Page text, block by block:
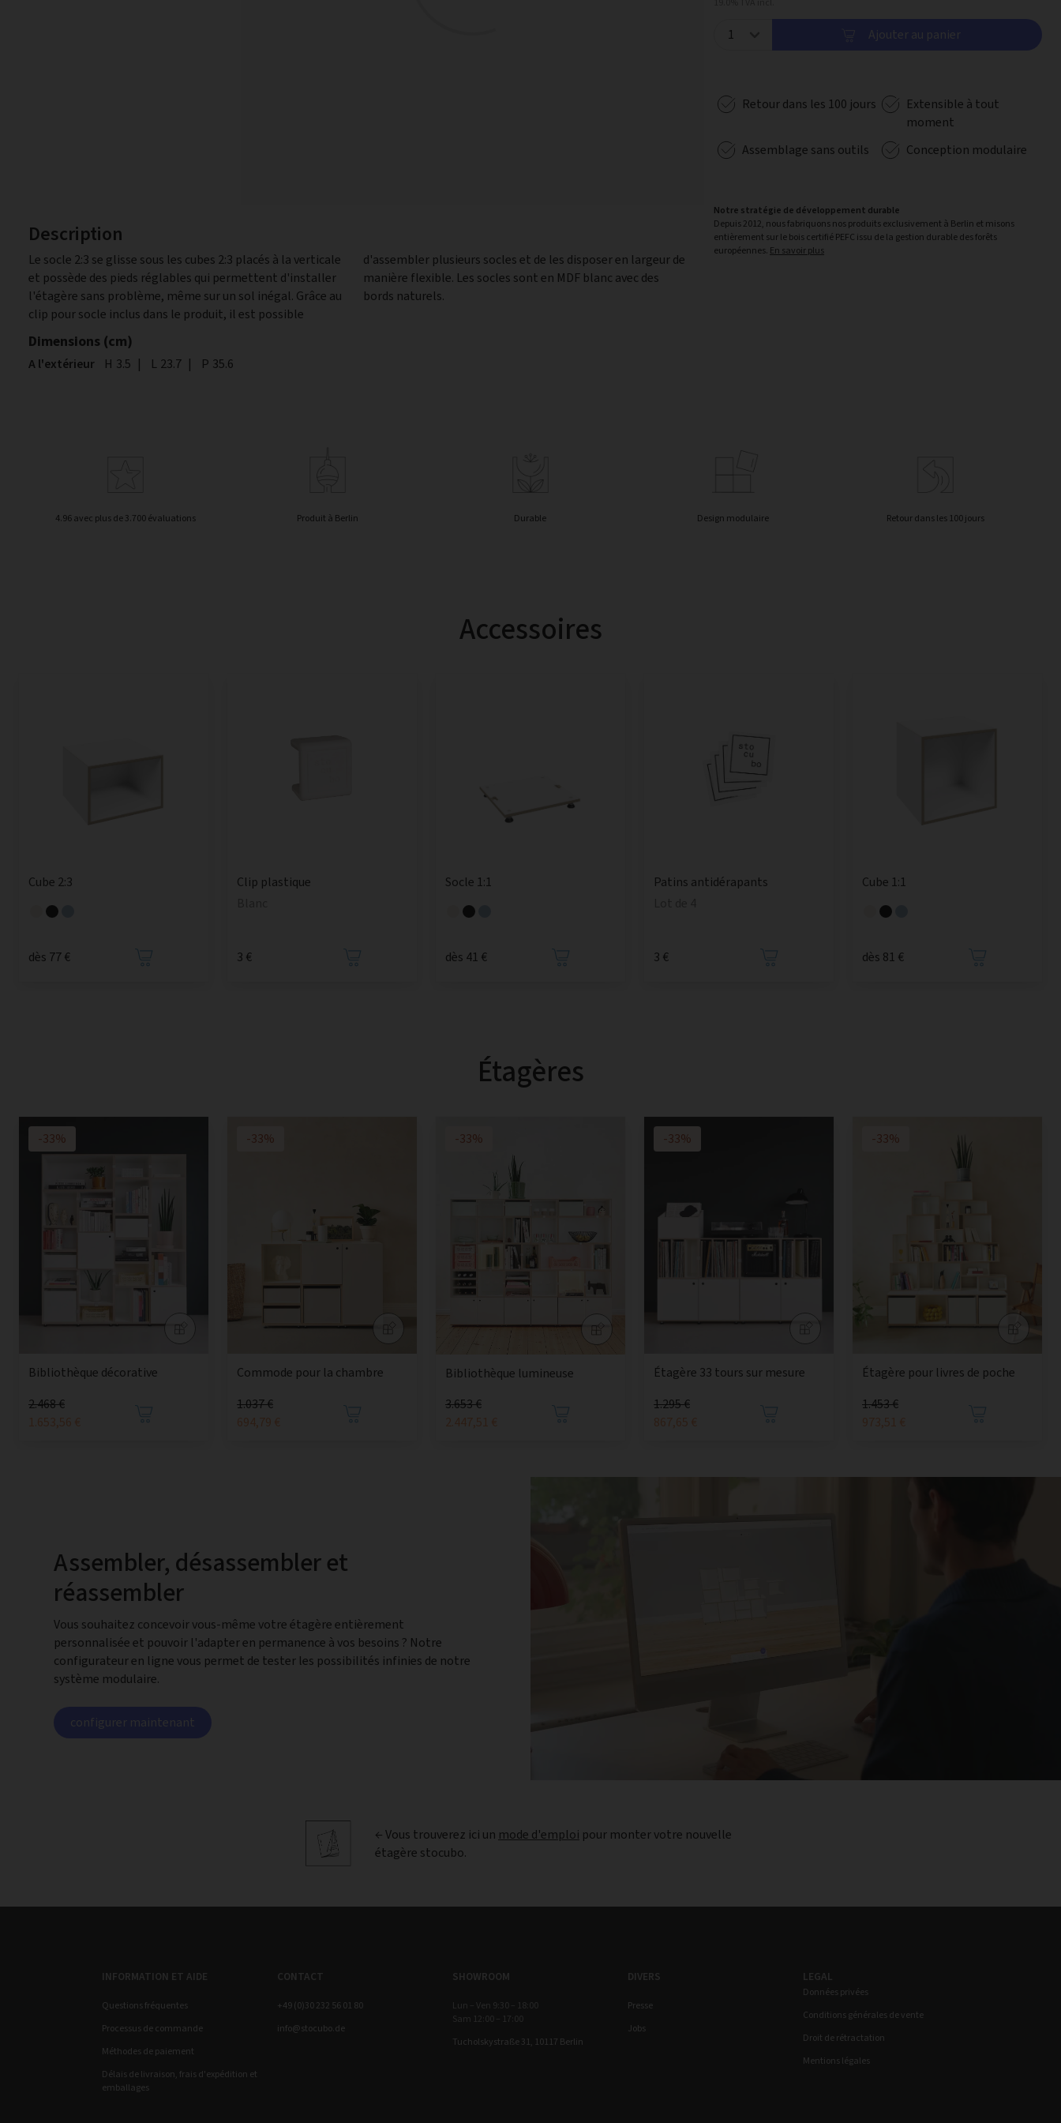
Description
Le socle 2:3 se glisse sous les cubes 2:3 placés à la verticale
et possède des pieds réglables qui permettent d'installer
l'étagère sans problème, même sur un sol inégal. Grâce au
clip pour socle inclus dans le produit, il est possible
d'assembler plusieurs socles et de les disposer en largeur de
manière flexible. Les socles sont en MDF blanc avec des
bords naturels.
Dimensions (cm)
A l'extérieur Hauteur
H 3.5 | Largeur
L 23.7 | Profondeur
P 35.6
Ajouter au panier
Retour dans les 100 jours
Extensible à tout
moment
Assemblage sans outils
Conception modulaire
Notre stratégie de développement durable
Depuis 2012, nous fabriquons nos produits exclusivement à Berlin et misons
entièrement sur le bois certifié PEFC issu de la gestion durable des forêts
européennes. En savoir plus
4.96 avec plus de 3.700 évaluations Produit à Berlin Durable Design modulaire Retour dans les 100 jours
Accessoires
Cube 2:3
dès 77 €
Clip plastique
3 €
Socle 1:1
dès 41 €
Patins antidérapants
3 €
Cube 1:1
dès 81 €
Étagères
-33%
Bibliothèque décorative
2.468 €
1.653,56 €
-33%
Commode pour la chambre
1.037 €
694,79 €
-33%
Bibliothèque lumineuse
3.653 €
2.447,51 €
-33%
Étagère 33 tours sur mesure
1.295 €
867,65 €
-33%
Étagère pour livres de poche
1.453 €
973,51 €
Assembler, désassembler et
réassembler
Vous souhaitez concevoir vous-même votre étagère entièrement
personnalisée et pouvoir l'adapter en permanence à vos besoins ? Notre
configurateur en ligne vous permet de tester les possibilités infinies de notre
système modulaire.
configurer maintenant
← Vous trouverez ici un mode d'emploi pour monter votre nouvelle
étagère stocubo.
INFORMATION ET AIDE
Questions fréquentes
Processus de commande
Méthodes de paiement
Délais de livraison, frais d'expédition et
emballages
CONTACT
+49 (0)30 232 56 01 80
info@stocubo.de
SHOWROOM
Lun – Ven 9:30 – 18:00
Sam 12:00 – 17:00
Tucholskystraße 31, 10117 Berlin
DIVERS
Presse
Jobs
LEGAL
Données privées
Conditions générales de vente
Droit de rétractation
Mentions légales